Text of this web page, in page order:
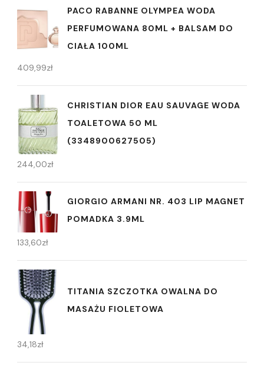
PACO RABANNE OLYMPEA WODA
PERFUMOWANA 80ML + BALSAM DO
CIAŁA 100ML
409,99zł
CHRISTIAN DIOR EAU SAUVAGE WODA
TOALETOWA 50 ML
(3348900627505)
244,00zł
GIORGIO ARMANI NR. 403 LIP MAGNET
POMADKA 3.9ML
133,60zł
TITANIA SZCZOTKA OWALNA DO
MASAŻU FIOLETOWA
34,18zł